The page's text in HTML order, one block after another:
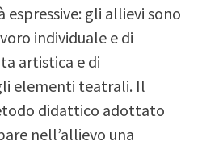
espressive: gli allievi sono
individuale e di
artistica e di
elementi teatrali. Il
didattico adottato
nell’allievo una